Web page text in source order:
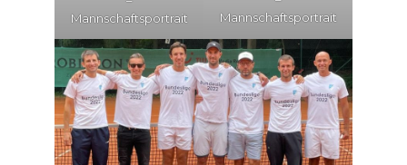
Mannschaftsportrait
Mannschaftsportrait